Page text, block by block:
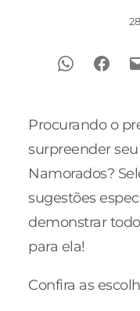
Procurando o
surpreender
Namorados?
sugestões
demonstrar
para ela!
Confira as